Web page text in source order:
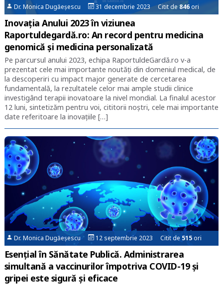
Dr. Monica Dugăeșescu 31 decembrie 2023 Citit de 846ori
Inovația Anului 2023 în viziunea
Raportuldegardă.ro: An record pentru medicina
genomică și medicina personalizată
Pe parcursul anului 2023, echipa RaportuldeGardă.ro v-a
prezentat cele mai importante noutăţi din domeniul medical, de
la descoperiri cu impact major generate de cercetarea
fundamentală, la rezultatele celor mai ample studii clinice
investigând terapii inovatoare la nivel mondial. La finalul acestor
12 luni, sintetizăm pentru voi, cititorii noştri, cele mai importante
date referitoare la inovaţiile […]
Dr. Monica Dugăeșescu 12 septembrie 2023 Citit de 515ori
Esențial în Sănătate Publică. Administrarea
simultană a vaccinurilor împotriva COVID-19 şi
gripei este sigură şi eficace